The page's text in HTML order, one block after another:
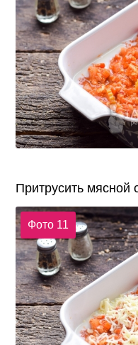
Притрусить мясной
Фото 11